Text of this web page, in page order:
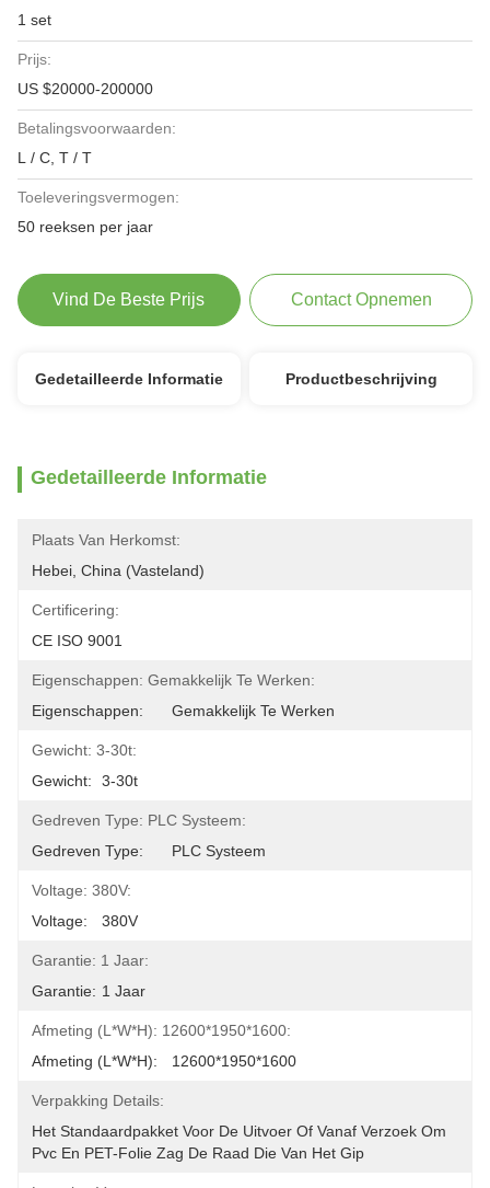
1 set
Prijs:
US $20000-200000
Betalingsvoorwaarden:
L / C, T / T
Toeleveringsvermogen:
50 reeksen per jaar
Vind De Beste Prijs Contact Opnemen
Gedetailleerde Informatie Productbeschrijving
Gedetailleerde Informatie
Plaats Van Herkomst:
Hebei, China (Vasteland)
Certificering:
CE ISO 9001
Eigenschappen: Gemakkelijk Te Werken:
Eigenschappen:	Gemakkelijk Te Werken
Gewicht: 3-30t:
Gewicht:	3-30t
Gedreven Type: PLC Systeem:
Gedreven Type:	PLC Systeem
Voltage: 380V:
Voltage:	380V
Garantie: 1 Jaar:
Garantie:	1 Jaar
Afmeting (L*W*H): 12600*1950*1600:
Afmeting (L*W*H):	12600*1950*1600
Verpakking Details:
Het Standaardpakket Voor De Uitvoer Of Vanaf Verzoek Om
Pvc En PET-Folie Zag De Raad Die Van Het Gip